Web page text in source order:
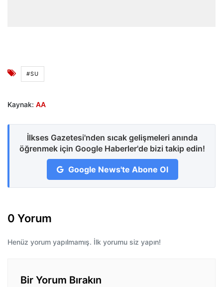
#SU
Kaynak: AA
İlkses Gazetesi'nden sıcak gelişmeleri anında
öğrenmek için Google Haberler'de bizi takip edin!
Google News'te Abone Ol
0 Yorum
Henüz yorum yapılmamış. İlk yorumu siz yapın!
Bir Yorum Bırakın